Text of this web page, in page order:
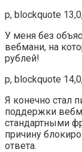
p, blockquote
У меня без
вебмани, на
рублей!
p, blockquote
Я конечно стал
поддержки
стандартными
причину
ответа.